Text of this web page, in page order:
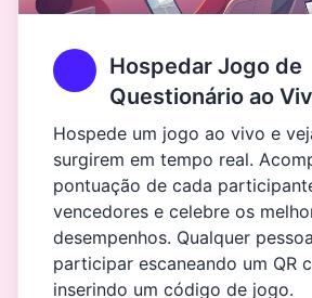
Hospedar Jogo de
Questionário ao
Hospede um jogo ao vivo e
surgirem em tempo real.
pontuação de cada
vencedores e celebre os
desempenhos. Qualquer
participar escaneando um QR
inserindo um código de jogo.